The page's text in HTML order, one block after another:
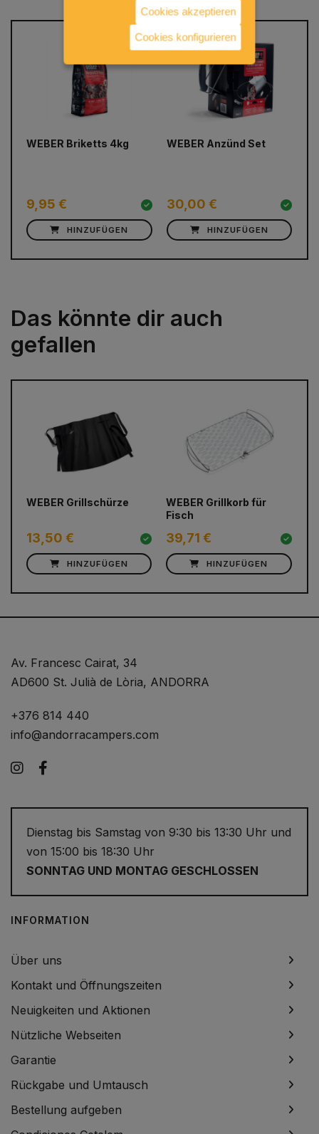
WEBER Briketts 4kg
9,95 €
HINZUFÜGEN
WEBER Anzünd Set
30,00 €
HINZUFÜGEN
prev
Das könnte dir auch
gefallen
WEBER Grillschürze
13,50 €
HINZUFÜGEN
WEBER Grillkorb für
Fisch
39,71 €
HINZUFÜGEN
Av. Francesc Cairat, 34
AD600 St. Julià de Lòria, ANDORRA
+376 814 440
info@andorracampers.com
Instagram
Dienstag bis Samstag von 9:30 bis 13:30 Uhr und
von 15:00 bis 18:30 Uhr
SONNTAG UND MONTAG GESCHLOSSEN
INFORMATION
Über uns
Kontakt und Öffnungszeiten
Neuigkeiten und Aktionen
Nützliche Webseiten
Garantie
Rückgabe und Umtausch
Bestellung aufgeben
Cookies akzeptieren
Cookies konfigurieren